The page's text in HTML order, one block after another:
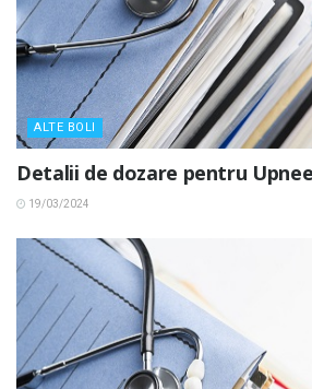
ALTE BOLI
Detalii de dozare pentru
19/03/2024